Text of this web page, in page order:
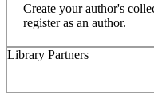
Create your author's
register as an author.
Library Partners